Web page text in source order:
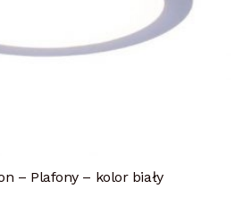
– Plafony – kolor biały